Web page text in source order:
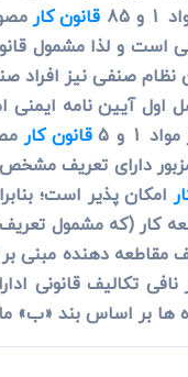
قانون کار
است و لذا
نیز باشد ملزم به رعایت موازین ایمنی
و 5
قانون کار
کارفرمایان کارگران و کارگاه هایی است
امکان پذیر است؛
کار (که مشمول تعریف
دهنده مبنی بر
امر نافی تکالیف
ماده 96 این قانون نخواهد